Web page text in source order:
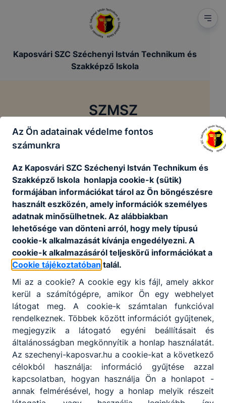
Kaposvári SZC Széchenyi István Technikum és
Szakképző Iskola
SZMSZ
Főoldal /
Szervezeti és Működési Szabályzat
SZMSZ
Partnereink
Az Ön adatainak védelme fontos
számunkra
Az Kaposvári SZC Széchenyi István Technikum és
Szakképző Iskola honlapja cookie-k (sütik)
formájában információkat tárol az Ön böngészésre
használt eszközén, amely információk személyes
adatnak minősülhetnek. Az alábbiakban
lehetősége van dönteni arról, hogy mely típusú
cookie-k alkalmazását kívánja engedélyezni. A
cookie-k alkalmazásáról teljeskörű információkat a
Cookie tájékoztatóban talál.
Mi az a cookie? A cookie egy kis fájl, amely akkor
kerül a számítógépre, amikor Ön egy webhelyet
látogat meg. A cookie-k számtalan funkcióval
rendelkeznek. Többek között információt gyűjtenek,
megjegyzik a látogató egyéni beállításait és
általánosságban megkönnyítik a honlap használatát.
Az szechenyi-kaposvar.hu a cookie-kat a következő
célokból használja: információ gyűjtése azzal
kapcsolatban, hogyan használja Ön a honlapot -
annak felmérésével, hogy a honlap melyik részeit